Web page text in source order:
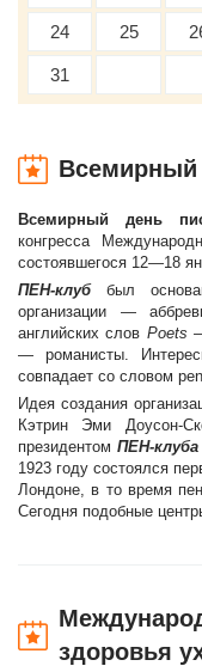
24 25
31
Всемирный
Всемирный день
конгресса
состоявшегося 12—18
ПЕН-клуббыл
организации —
английских слов Poets
— романисты.
совпадает со словом
Идея создания
Кэтрин Эми Доусон-
президентом ПЕН-клуба
1923 году состоялся
Лондоне, в то время
Сегодня подобные
здоровья